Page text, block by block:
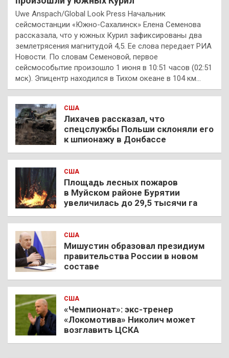
Uwe Anspach/Global Look Press Начальник
сейсмостанции «Южно-Сахалинск» Елена Семенова
рассказала, что у южных Курил зафиксированы два
землетрясения магнитудой 4,5. Ее слова передает РИА
Новости. По словам Семеновой, первое
сейсмособытие произошло 1 июня в 10:51 часов (02:51
мск). Эпицентр находился в Тихом океане в 104 км…
США
Лихачев рассказал, что
спецслужбы Польши склоняли его
к шпионажу в Донбассе
США
Площадь лесных пожаров
в Муйском районе Бурятии
увеличилась до 29,5 тысячи га
США
Мишустин образовал президиум
правительства России в новом
составе
США
«Чемпионат»: экс-тренер
«Локомотива» Николич может
возглавить ЦСКА